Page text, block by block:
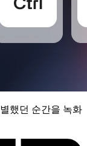
했던 순간을 녹화